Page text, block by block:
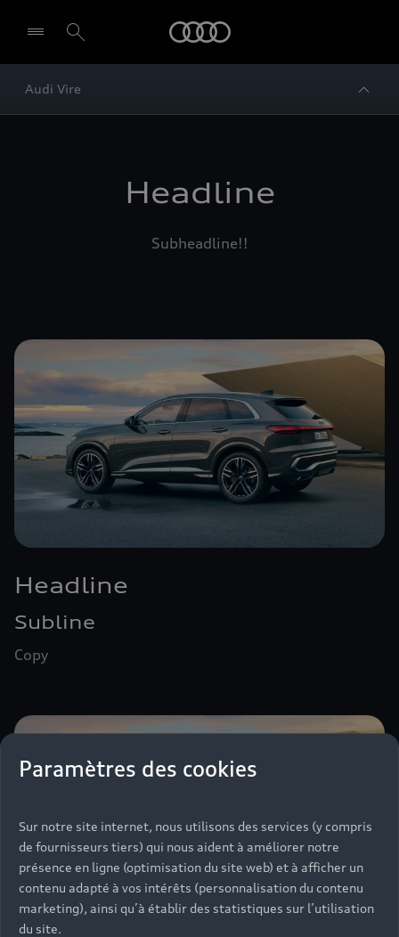
Paramètres des cookies
Sur notre site internet, nous utilisons des services (y compris
de fournisseurs tiers) qui nous aident à améliorer notre
présence en ligne (optimisation du site web) et à afficher un
contenu adapté à vos intérêts (personnalisation du contenu
marketing), ainsi qu’à établir des statistiques sur l’utilisation
du site.
Audi Vire
Headline
Subheadline!!
Headline
Subline
Copy